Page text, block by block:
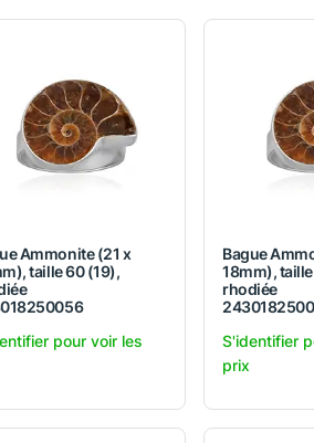
Ammonite (21 x
taille 60 (19),
pour voir les
Bague
18mm),
rhodiée
S'identifier
prix